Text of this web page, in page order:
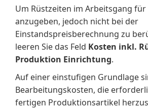
Um Rüstzeiten im Arbeitsgang für
anzugeben, jedoch nicht bei der
Einstandspreisberechnung zu
leeren Sie das Feld Kosten inkl.
Produktion Einrichtung.
Auf einer einstufigen Grundlage
Bearbeitungskosten, die
fertigen Produktionsartikel